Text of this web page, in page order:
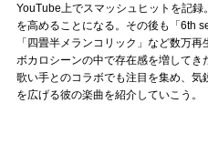
ぶいコミュ！by muevo
ぶいマガ！ by muevo
YouTube上でスマッシュヒットを記
を高めることになる。その後も「6th
「四畳半メランコリック」など数万
ボカロシーンの中で存在感を増してき
歌い手とのコラボでも注目を集め、
を広げる彼の楽曲を紹介していこう。